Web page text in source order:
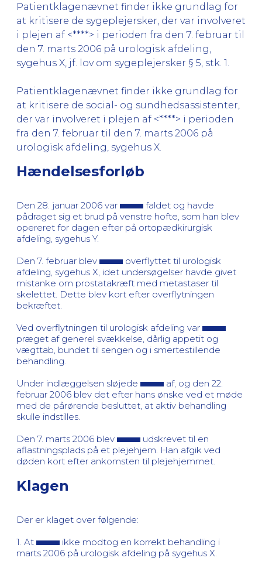
Patientklagenævnet finder ikke grundlag for
at kritisere de sygeplejersker, der var involveret
i plejen af <****> i perioden fra den 7. februar til
den 7. marts 2006 på urologisk afdeling,
sygehus X, jf. lov om sygeplejersker § 5, stk. 1.
Patientklagenævnet finder ikke grundlag for
at kritisere de social- og sundhedsassistenter,
der var involveret i plejen af <****> i perioden
fra den 7. februar til den 7. marts 2006 på
urologisk afdeling, sygehus X.
Hændelsesforløb
Den 28. januar 2006 var
faldet og havde
pådraget sig et brud på venstre hofte, som han blev
opereret for dagen efter på ortopædkirurgisk
afdeling, sygehus Y.
Den 7. februar blev
overflyttet til urologisk
afdeling, sygehus X, idet undersøgelser havde givet
mistanke om prostatakræft med metastaser til
skelettet. Dette blev kort efter overflytningen
bekræftet.
Ved overflytningen til urologisk afdeling var
præget af generel svækkelse, dårlig appetit og
vægttab, bundet til sengen og i smertestillende
behandling.
Under indlæggelsen sløjede
af, og den 22.
februar 2006 blev det efter hans ønske ved et møde
med de pårørende besluttet, at aktiv behandling
skulle indstilles.
Den 7. marts 2006 blev
udskrevet til en
aflastningsplads på et plejehjem. Han afgik ved
døden kort efter ankomsten til plejehjemmet.
Klagen
Der er klaget over følgende:
1. At
ikke modtog en korrekt behandling i
marts 2006 på urologisk afdeling på sygehus X.